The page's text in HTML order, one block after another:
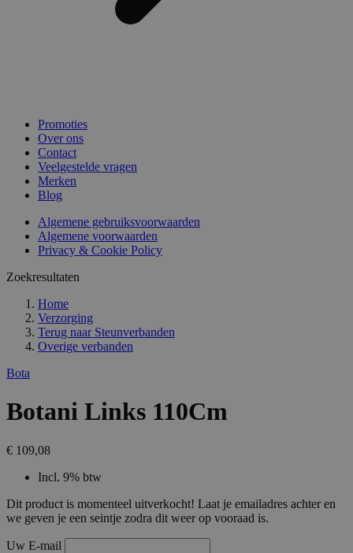
Promoties
Over ons
Contact
Veelgestelde vragen
Merken
Blog
Algemene gebruiksvoorwaarden
Algemene voorwaarden
Privacy & Cookie Policy
Zoekresultaten
Home
Verzorging
Terug naar Steunverbanden
Overige verbanden
Bota
Botani Links 110Cm
€ 109,08
Incl. 9% btw
Dit product is momenteel uitverkocht! Laat je emailadres achter en
we geven je een seintje zodra dit weer op vooraad is.
Uw E-mail